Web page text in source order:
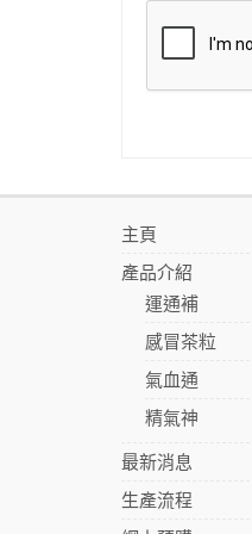
主頁
產品介紹
運通補
感冒茶粒
氣血通
精氣神
最新消息
生產流程